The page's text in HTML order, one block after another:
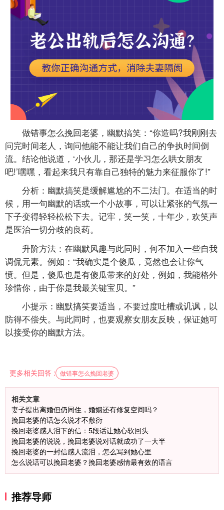
做错事怎么挽回老婆，幽默搞笑：“你造吗?我刚刚去
问完时间老人，询问他能不能让我们自己的争执时间倒
流。结论他说道，‘小伙儿，那还是学习怎么哄女朋友
吧!’嘿嘿，看起来我只有靠自己独特的魅力来征服你了!”
分析：幽默搞笑是缓解尴尬的不二法门。在适当的时
候，用一句幽默的话或一个小故事，可以让紧张的气氛一
下子变得轻轻松松下去。记牢，笑一笑，十年少，欢笑声
是医治一切分歧的良药。
升阶方法：在幽默风趣与此同时，何不加入一些自我
调侃元素。例如：“我确实是个傻瓜，竟然也会让你气
愤。但是，傻瓜也是有傻瓜带来的好处，例如，我能格外
珍惜你，由于你是我最关键宝贝。”
小提示：幽默搞笑要适当，不要过度吐槽或讥讽，以
防得不偿失。与此同时，也要观察女朋友反映，保证她可
以接受你的幽默方法。
更多相关回答 : 做错事怎么挽回老婆
相关文章
妻子提出离婚但仍同住，婚姻还有修复空间吗？
挽回老婆的话怎么说才不敷衍
挽回老婆感人泪下的信：5段话让她心软回头
挽回老婆的说说，挽回老婆说对话就成功了一大半
挽回老婆的一封信感人流泪，怎么写到她心里
怎么说话可以挽回老婆？挽回老婆感情最有效的语言
推荐导师